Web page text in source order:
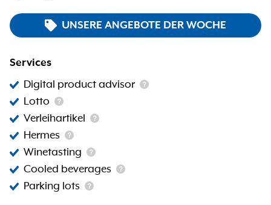
UNSERE ANGEBOTE DER WOCHE
Services
Digital product advisor
Lotto
Verleihartikel
Hermes
Winetasting
Cooled beverages
Parking lots